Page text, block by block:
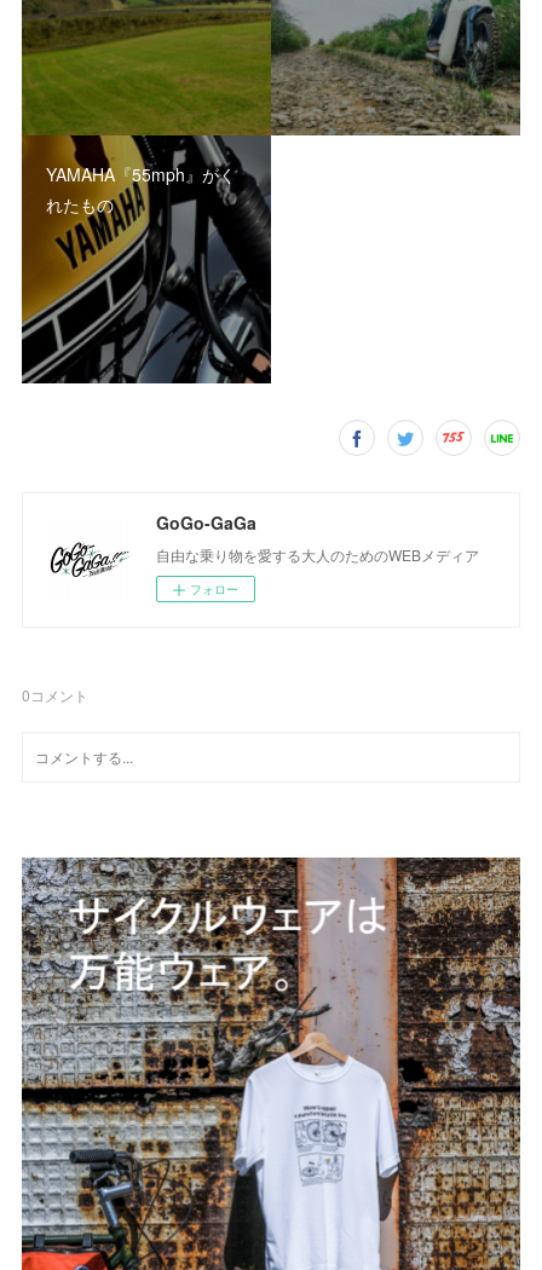
YAMAHA『55mph』がく
れたもの
GoGo-GaGa
自由な乗り物を愛する大人のためのWEBメディア
フォロー
0コメント